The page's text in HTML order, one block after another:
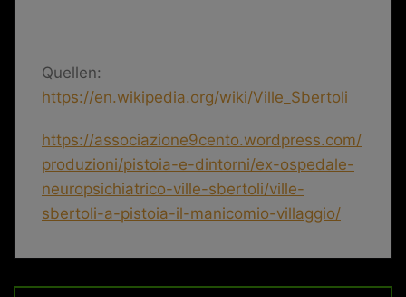
Quellen:
https://en.wikipedia.org/wiki/Ville_Sbertoli
https://associazione9cento.wordpress.com/
produzioni/pistoia-e-dintorni/ex-ospedale-
neuropsichiatrico-ville-sbertoli/ville-
sbertoli-a-pistoia-il-manicomio-villaggio/